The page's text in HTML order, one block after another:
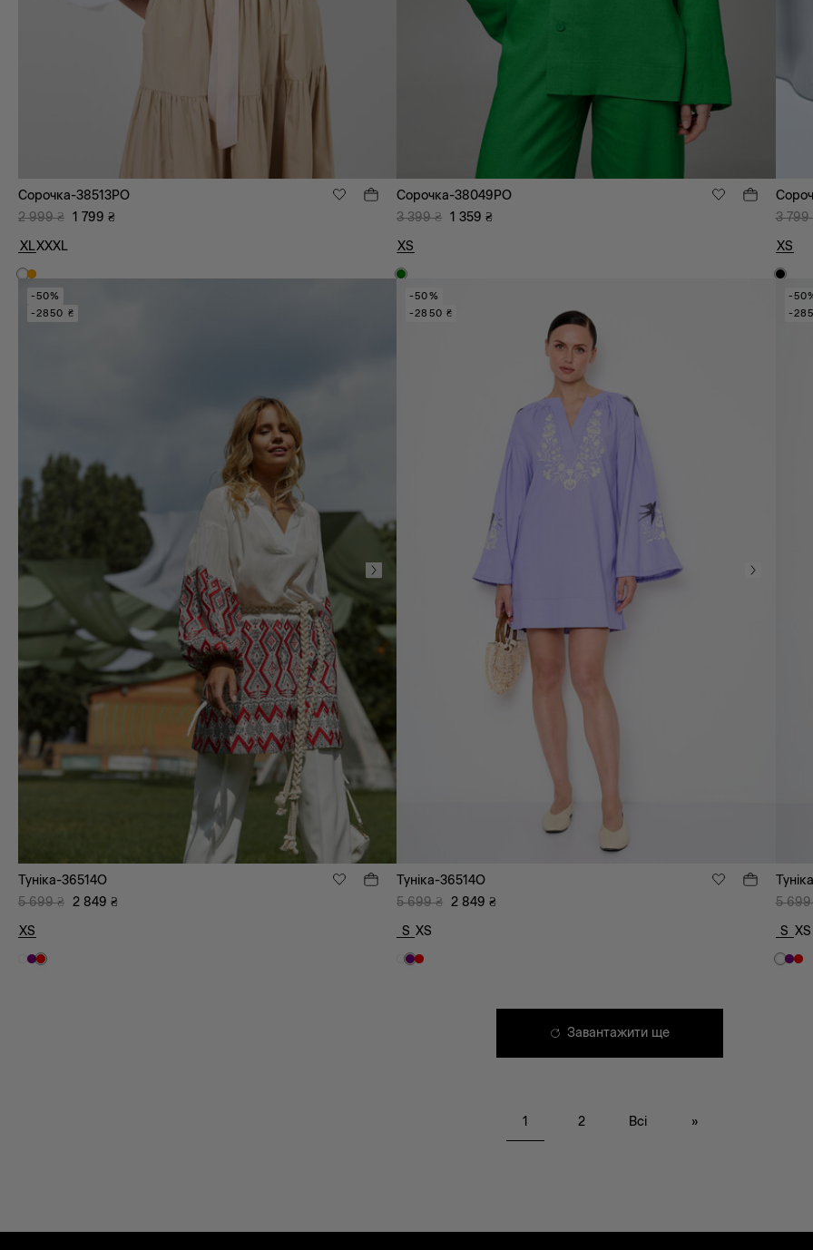
Сорочка-38513PO
2 999 ₴ 1 799 ₴
XLXXXL
Сорочка-38049PO
3 399 ₴ 1 359 ₴
XS
3 799
XS
-50%
-2850 ₴
Туніка-36514O
5 699 ₴ 2 849 ₴
XS
-50%
-2850 ₴
Туніка-36514O
5 699 ₴ 2 849 ₴
S XS
-
-
5 699
S XS
Завантажити ще
1 2 Всі »